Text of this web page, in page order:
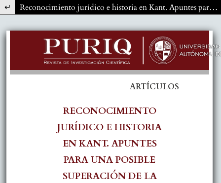
Volver a los detalles del artículo Reconocimiento jurídico e historia en Kant. Apuntes para una posible superación de la contradicción entre historia y derecho